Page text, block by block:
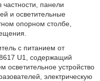
панели
и осветительные
опорном столбе,
с питанием от
U1, содержащий
осветительное устройство
электрическую